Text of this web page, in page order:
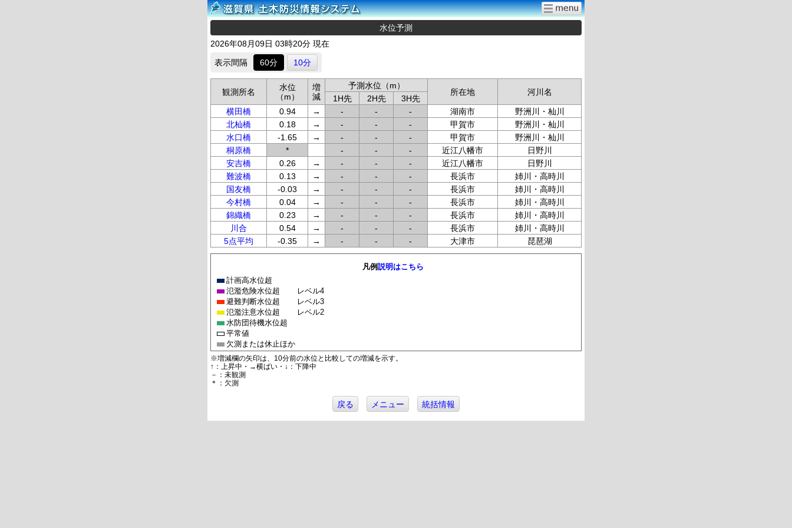
水位予測
2026年08月09日 03時20分 現在
表示間隔
60分 10分
観測所名
水位
（m）
増
減
予測水位（m）
所在地 河川名
1H先 2H先
3H先
横田橋
0.94 → - - - 湖南市
野洲川・杣川
北杣橋
0.18 → - - - 甲賀市
野洲川・杣川
水口橋
-1.65 → - - - 甲賀市
野洲川・杣川
桐原橋
* - - - 近江八幡市
日野川
安吉橋
0.26 → - - - 近江八幡市
日野川
難波橋
0.13 → - - - 長浜市
姉川・高時川
国友橋
-0.03 → - - - 長浜市
姉川・高時川
今村橋
0.04 → - - - 長浜市
姉川・高時川
錦織橋
0.23 → - - - 長浜市
姉川・高時川
川合
0.54 → - - - 長浜市
姉川・高時川
5点平均
-0.35 → - - - 大津市 琵琶湖
凡例説明はこちら
計画高水位超
氾濫危険水位超
レベル4
避難判断水位超
レベル3
氾濫注意水位超
レベル2
水防団待機水位超
平常値
欠測または休止ほか
※増減欄の矢印は、10分前の水位と比較しての増減を示す。
↑：上昇中・→横ばい・↓：下降中
－：未観測
＊：欠測
戻る メニュー 統括情報